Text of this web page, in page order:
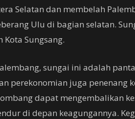
Selatan dan membelah
Ulu di bagian selatan.
Kota Sungsang.
sungai ini adalah
perekonomian juga penenang
dapat mengembalikan
di depan keagungannya.